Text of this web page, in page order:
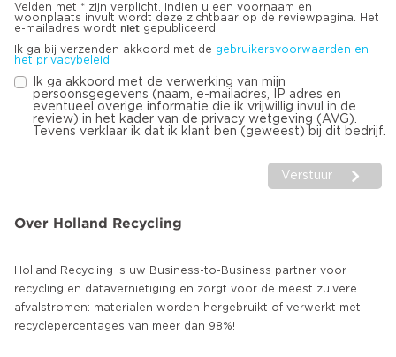
Velden met * zijn verplicht. Indien u een voornaam en
woonplaats invult wordt deze zichtbaar op de reviewpagina. Het
e-mailadres wordt niet gepubliceerd.
Ik ga bij verzenden akkoord met de gebruikersvoorwaarden en
het privacybeleid
Ik ga akkoord met de verwerking van mijn
persoonsgegevens (naam, e-mailadres, IP adres en
eventueel overige informatie die ik vrijwillig invul in de
review) in het kader van de privacy wetgeving (AVG).
Tevens verklaar ik dat ik klant ben (geweest) bij dit bedrijf.
Verstuur
Over Holland Recycling
Holland Recycling is uw Business-to-Business partner voor
recycling en datavernietiging en zorgt voor de meest zuivere
afvalstromen: materialen worden hergebruikt of verwerkt met
recyclepercentages van meer dan 98%!